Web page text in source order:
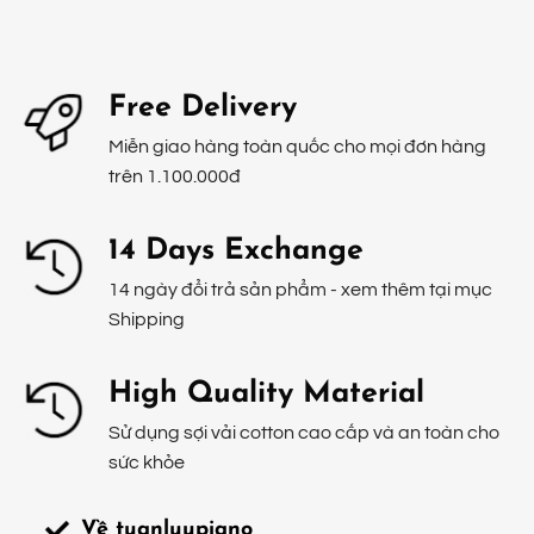
Free Delivery
Miễn giao hàng toàn quốc cho mọi đơn hàng
trên 1.100.000đ
14 Days Exchange
14 ngày đổi trả sản phẩm - xem thêm tại mục
Shipping
High Quality Material
Sử dụng sợi vải cotton cao cấp và an toàn cho
sức khỏe